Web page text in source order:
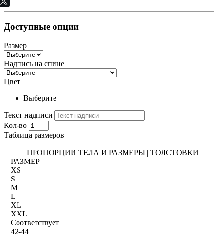
Доступные опции
Размер
Надпись на спине
Цвет
Выберите
Текст надписи
Кол-во
Таблица размеров
ПРОПОРЦИИ ТЕЛА И РАЗМЕРЫ | ТОЛСТОВКИ
РАЗМЕР
XS
S
M
L
XL
XXL
Соответствует
42-44